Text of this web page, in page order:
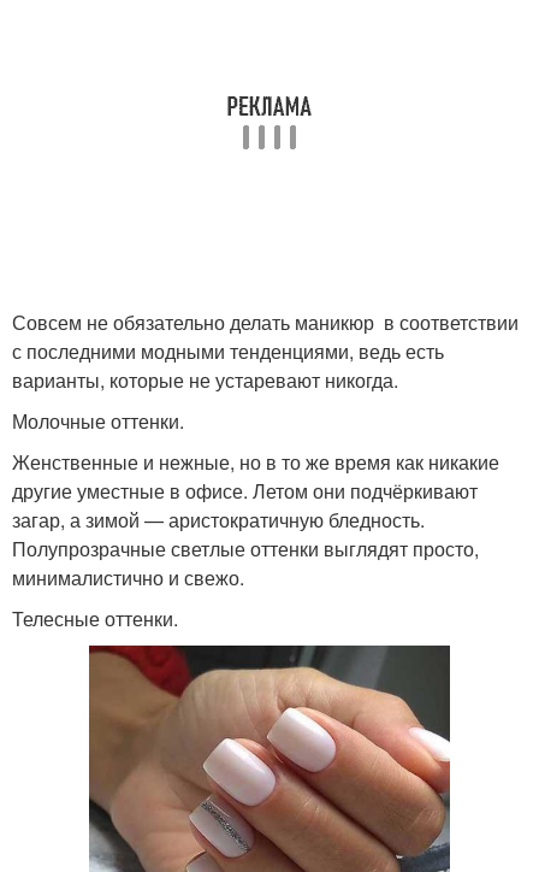
Совсем не обязательно делать маникюр в соответствии
с последними модными тенденциями, ведь есть
варианты, которые не устаревают никогда.
Молочные оттенки.
Женственные и нежные, но в то же время как никакие
другие уместные в офисе. Летом они подчёркивают
загар, а зимой — аристократичную бледность.
Полупрозрачные светлые оттенки выглядят просто,
минималистично и свежо.
Телесные оттенки.